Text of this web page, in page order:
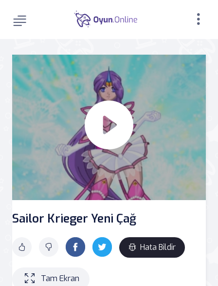
Sailor Krieger Yeni Çağ
Hata Bildir
Tam Ekran